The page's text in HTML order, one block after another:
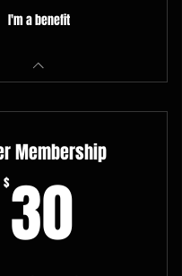
I'm a benefit
Membership
$30